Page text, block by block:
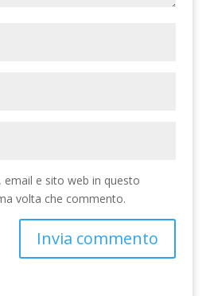
email e sito web in questo
volta che commento.